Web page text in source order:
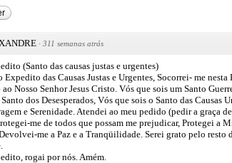
· 311 semanas atrás
(Santo das causas justas e urgentes)
Expedito das Causas Justas e Urgentes, Socorrei- me
Nosso Senhor Jesus Cristo. Vós que sois um Santo
dos Desesperados, Vós que sois o Santo das Causas
e Serenidade. Atendei ao meu pedido (pedir a graça
me de todos que possam me prejudicar, Protegei a
me a Paz e a Tranqüilidade. Serei grato pelo resto
rogai por nós. Amém.